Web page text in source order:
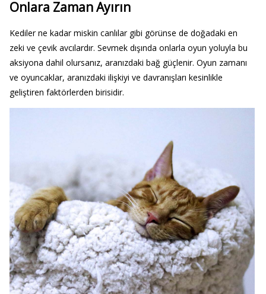
Onlara Zaman Ayırın
Kediler ne kadar miskin canlılar gibi görünse de doğadaki en
zeki ve çevik avcılardır. Sevmek dışında onlarla oyun yoluyla bu
aksiyona dahil olursanız, aranızdaki bağ güçlenir. Oyun zamanı
ve oyuncaklar, aranızdaki ilişkiyi ve davranışları kesinlikle
geliştiren faktörlerden birisidir.